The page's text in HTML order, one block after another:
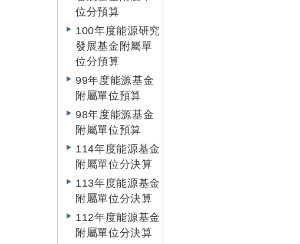
位分預算
100年度能源研究
發展基金附屬單
位分預算
99年度能源基金
附屬單位預算
98年度能源基金
附屬單位預算
114年度能源基金
附屬單位分決算
113年度能源基金
附屬單位分決算
112年度能源基金
附屬單位分決算